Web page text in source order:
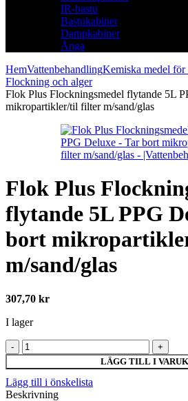
IR-bastu
Bastukabiner
Dampkabiner
Ånga
HemVattenbehandlingKemiska medel för
Flockning och alger
Flok Plus Flockningsmedel flytande 5L
mikropartikler/til filter m/sand/glas
Flok Plus
flytande 5L PPG
bort
m/sand/glas
307,70 kr
I lager
Flok
Plus
Flockningsmedel
flytande
5L
LÄGG TILL I
Lägg till i önskelista
Beskrivning